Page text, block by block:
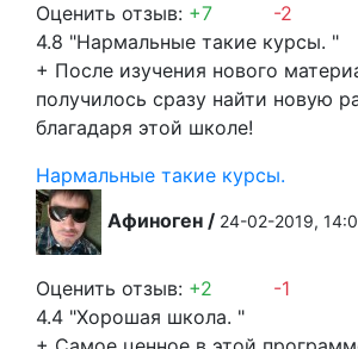
Оценить отзыв: +7
-2
4.8 "Нармальные такие курсы. "
+ После изучения нового
получилось сразу найти новую
благадаря этой школе!
Нармальные такие курсы.
Афиноген / 24-02-2019,
Оценить отзыв: +2
-1
4.4 "Хорошая школа. "